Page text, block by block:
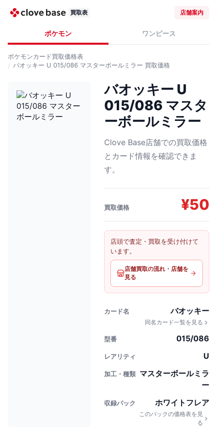
買取表 店舗案内
ポケモン ワンピース
ポケモンカード買取価格表
バオッキー U 015/086 マスターボールミラー 買取価格
バオッキー U
015/086 マスタ
ーボールミラー
Clove Base店舗での買取価格
とカード情報を確認できま
す。
買取価格 ¥50
店頭で査定・買取を受け付けて
います。
店舗買取の流れ・店舗を
見る
カード名 バオッキー
同名カード一覧を見る
型番 015/086
レアリティ U
加工・種類 マスターボールミラ
ー
収録パック ホワイトフレア
このパックの価格表を見
る